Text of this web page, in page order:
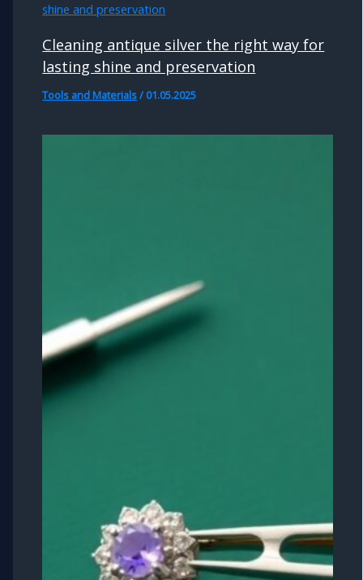
Cleaning antique silver the right way for
lasting shine and preservation
Tools and Materials/ 01.05.2025